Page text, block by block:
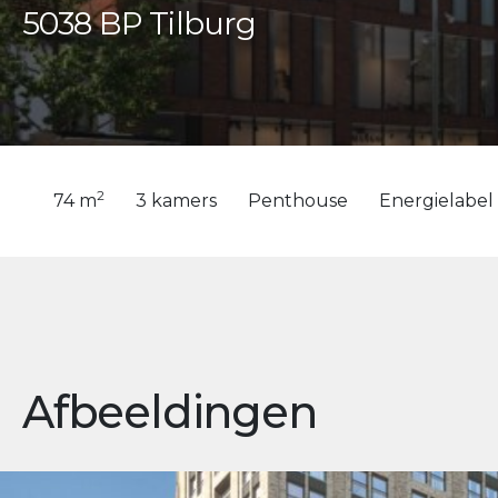
5038 BP Tilburg
74 m2 3 kamers Penthouse Energielabel
Afbeeldingen